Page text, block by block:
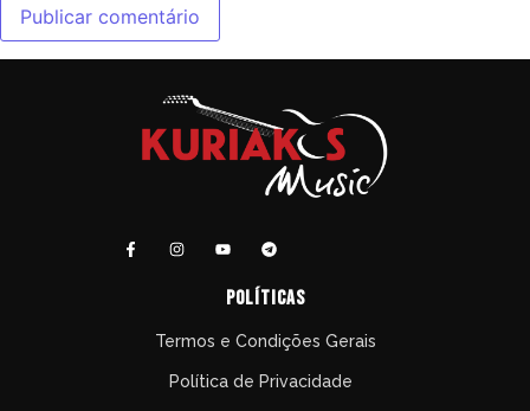
políticas
Termos e Condições Gerais
Política de Privacidade